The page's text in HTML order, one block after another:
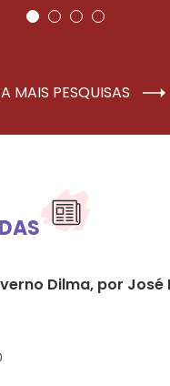
MAIS PESQUISAS
Dilma, por José